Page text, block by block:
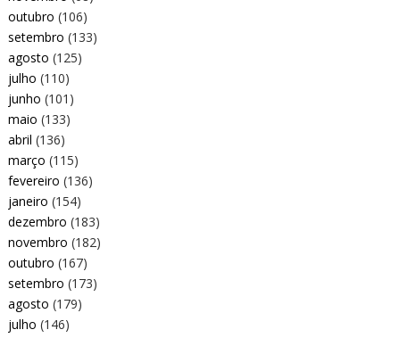
outubro (106)
setembro (133)
agosto (125)
julho (110)
junho (101)
maio (133)
abril (136)
março (115)
fevereiro (136)
janeiro (154)
dezembro (183)
novembro (182)
outubro (167)
setembro (173)
agosto (179)
julho (146)